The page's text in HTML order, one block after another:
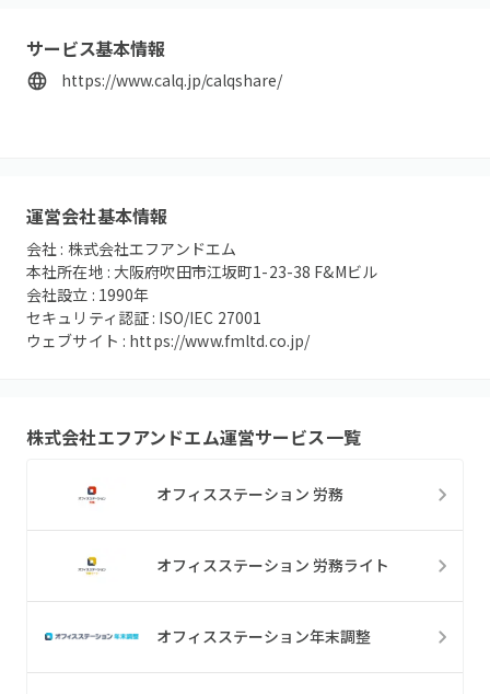
サービス基本情報
https://www.calq.jp/calqshare/
運営会社基本情報
会社 : 株式会社エフアンドエム
本社所在地 :大阪府吹田市江坂町1-23-38 F&Mビル
会社設立 : 1990年
セキュリティ認証 : ISO/IEC 27001
ウェブサイト : https://www.fmltd.co.jp/
株式会社エフアンドエム運営サービス一覧
オフィスステーション 労務
オフィスステーション 労務ライト
オフィスステーション年末調整